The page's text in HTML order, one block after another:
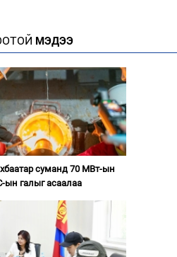
МЭДЭЭ
суманд 70 МВт-ын
ын галыг асаалаа